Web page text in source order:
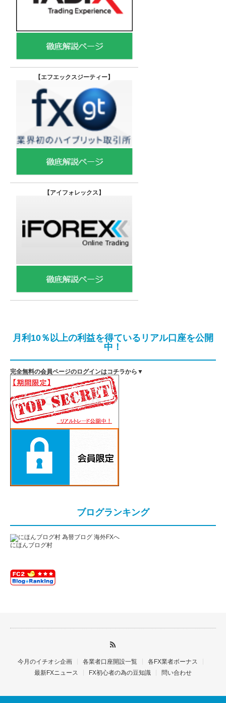
【エフエックスジーティー】
【アイフォレックス】
月利10％以上の利益を得ているリアル口座を公開
中！
完全無料の会員ページのログインはコチラから▼
ブログランキング
にほんブログ村
今月のイチオシ企画 各業者口座開設一覧
各FX業者ボーナス
最新FXニュース
FX初心者の為の豆知識 問い合わせ